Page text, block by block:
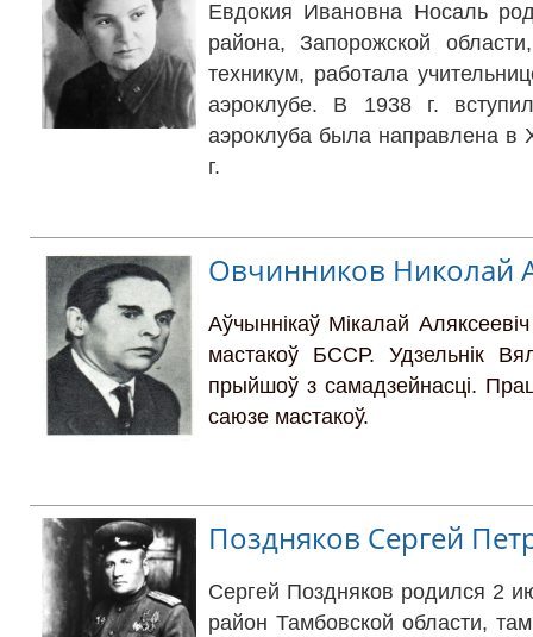
Евдокия Ивановна Носаль
района, Запорожской
техникум, работала
аэроклубе. В 1938 г.
аэроклуба была направлена в
г.
Овчинников Николай
Аўчыннікаў Мікалай
мастакоў БССР. Удзельнік
прыйшоў з самадзейнасці.
саюзе мастакоў.
Поздняков Сергей
Сергей Поздняков родился 2
район Тамбовской области,